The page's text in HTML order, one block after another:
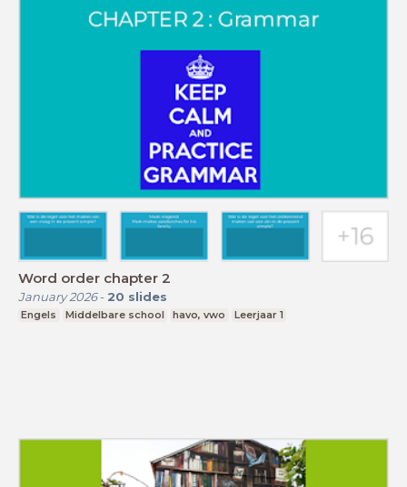
Word order chapter 2
January 2026- 20 slides
Engels Middelbare school havo, vwo Leerjaar 1